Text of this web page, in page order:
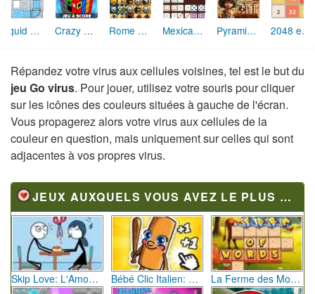
Liquid Measure Crazy Cube Rome Puzzle Mexican Dominos Pyramid Solitaire Ancient Egypt 2048 en ligne
Répandez votre virus aux cellules voisines, tel est le but du
jeu Go virus. Pour jouer, utilisez votre souris pour cliquer
sur les icônes des couleurs situées à gauche de l'écran.
Vous propagerez alors votre virus aux cellules de la
couleur en question, mais uniquement sur celles qui sont
adjacentes à vos propres virus.
JEUX AUXQUELS VOUS AVEZ LE PLUS JOUÉ
Skip Love: L'Amour en Péril Bébé Clic Italien: La Folie des Petits Bambins La Ferme des Mots - Cultivez votre Vocabulaire